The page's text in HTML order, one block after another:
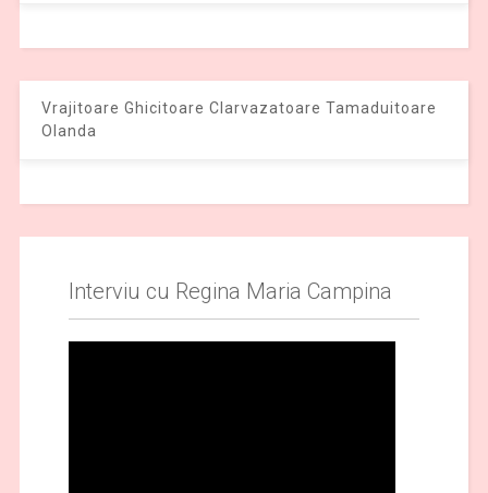
Vrajitoare Ghicitoare Clarvazatoare Tamaduitoare
Olanda
Interviu cu Regina Maria Campina